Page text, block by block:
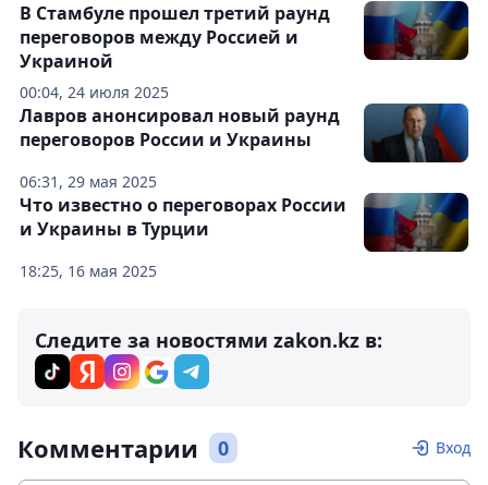
00:04, 24 июля 2025
В Стамбуле прошел третий раунд
переговоров между Россией и
Украиной
06:31, 29 мая 2025
Лавров анонсировал новый раунд
переговоров России и Украины
18:25, 16 мая 2025
Что известно о переговорах России
и Украины в Турции
Следите за новостями zakon.kz в:
Комментарии 0 Вход